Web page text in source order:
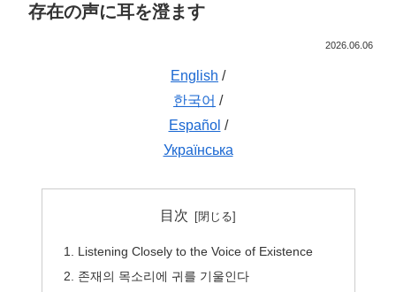
存在の声に耳を澄ます
2026.06.06
English /
한국어 /
Español /
Українська
目次
Listening Closely to the Voice of Existence
존재의 목소리에 귀를 기울인다